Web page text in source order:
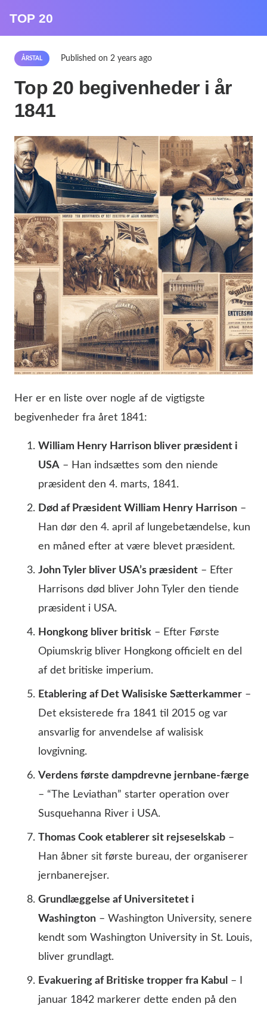
TOP 20
ÅRSTAL Published on2 years ago
Top 20 begivenheder i år
1841
Her er en liste over nogle af de vigtigste
begivenheder fra året 1841:
William Henry Harrison bliver præsident i
USA – Han indsættes som den niende
præsident den 4. marts, 1841.
Død af Præsident William Henry Harrison –
Han dør den 4. april af lungebetændelse, kun
en måned efter at være blevet præsident.
John Tyler bliver USA’s præsident – Efter
Harrisons død bliver John Tyler den tiende
præsident i USA.
Hongkong bliver britisk – Efter Første
Opiumskrig bliver Hongkong officielt en del
af det britiske imperium.
Etablering af Det Walisiske Sætterkammer –
Det eksisterede fra 1841 til 2015 og var
ansvarlig for anvendelse af walisisk
lovgivning.
Verdens første dampdrevne jernbane-færge
– “The Leviathan” starter operation over
Susquehanna River i USA.
Thomas Cook etablerer sit rejseselskab –
Han åbner sit første bureau, der organiserer
jernbanerejser.
Grundlæggelse af Universitetet i
Washington – Washington University, senere
kendt som Washington University in St. Louis,
bliver grundlagt.
Evakuering af Britiske tropper fra Kabul
– I
januar 1842 markerer dette enden på den